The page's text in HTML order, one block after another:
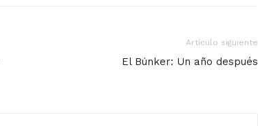
Artículo siguiente
El Búnker: Un año después